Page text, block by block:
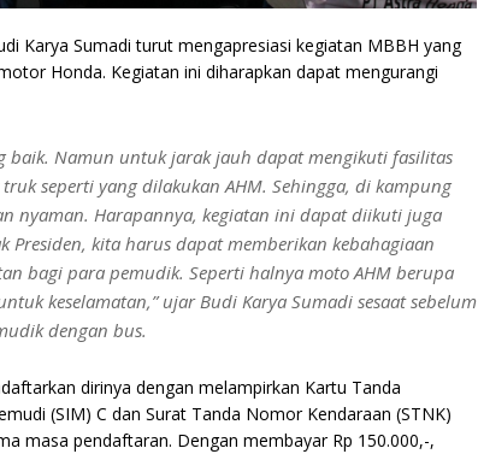
Karya Sumadi turut mengapresiasi kegiatan MBBH yang
Honda. Kegiatan ini diharapkan dapat mengurangi
baik. Namun untuk jarak jauh dapat mengikuti fasilitas
seperti yang dilakukan AHM. Sehingga, di kampung
nyaman. Harapannya, kegiatan ini dapat diikuti juga
kita harus dapat memberikan kebahagiaan
bagi para pemudik. Seperti halnya moto AHM berupa
keselamatan,” ujar Budi Karya Sumadi sesaat sebelum
dengan bus.
dirinya dengan melampirkan Kartu Tanda
(SIM) C dan Surat Tanda Nomor Kendaraan (STNK)
masa pendaftaran. Dengan membayar Rp 150.000,-,